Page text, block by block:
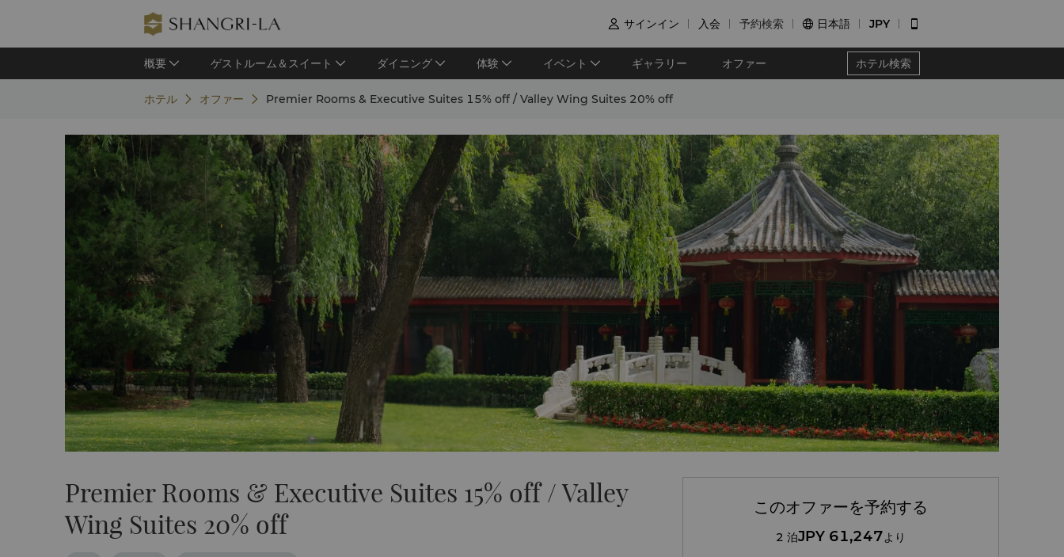
 サインイン 入会 予約検索  日本語 JPY 
概要 ゲストルーム＆スイート ダイニング 体験 イベント ギャラリー オファー ホテル検索
ホテル オファー Premier Rooms & Executive Suites 15% off / Valley Wing Suites 20% off
Premier Rooms & Executive Suites 15% off / Valley
Wing Suites 20% off
このオファーを予約する
2 泊JPY 61,247より